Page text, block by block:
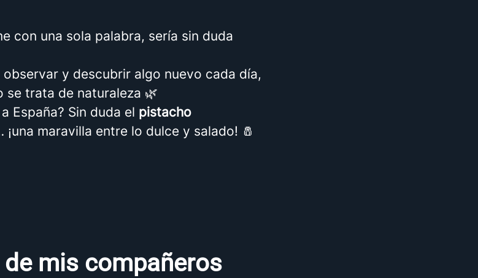
con una sola palabra, sería sin duda
y descubrir algo nuevo cada día,
se trata de naturaleza 🌿
España? Sin duda el pistacho
¡una maravilla entre lo dulce y salado! 🧂
mis compañeros